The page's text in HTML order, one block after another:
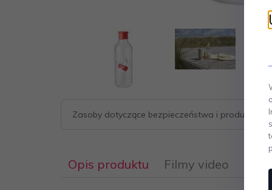
Zasoby dotyczące bezpieczeństwa i produktów
Opis produktu Filmy video